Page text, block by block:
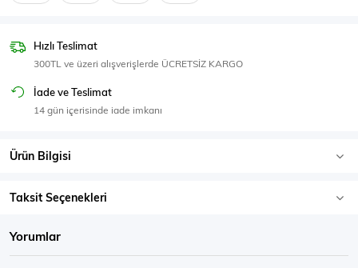
Eşofman Üstü
Hızlı Teslimat
300TL ve üzeri alışverişlerde ÜCRETSİZ KARGO
İade ve Teslimat
14 gün içerisinde iade imkanı
Ürün Bilgisi
Taksit Seçenekleri
Yorumlar